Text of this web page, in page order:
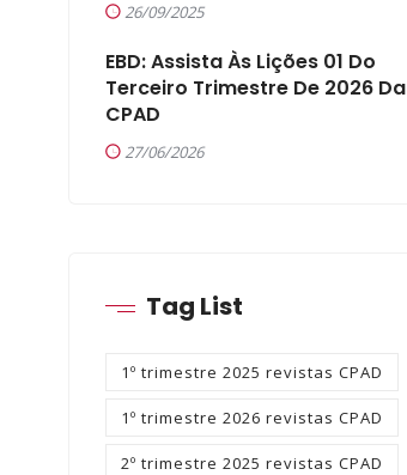
26/09/2025
EBD: Assista Às Lições 01 Do
Terceiro Trimestre De 2026 Da
CPAD
27/06/2026
Tag List
1º trimestre 2025 revistas CPAD
1º trimestre 2026 revistas CPAD
2º trimestre 2025 revistas CPAD